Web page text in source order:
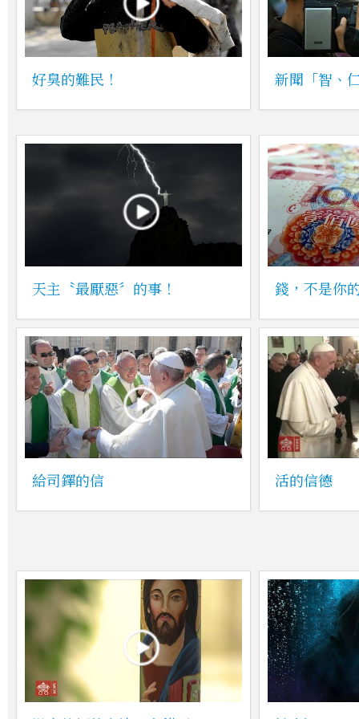
好臭的難民！ 新聞「智、
天主〝最厭惡〞的事！ 錢，不是你
給司鐸的信 活的信德